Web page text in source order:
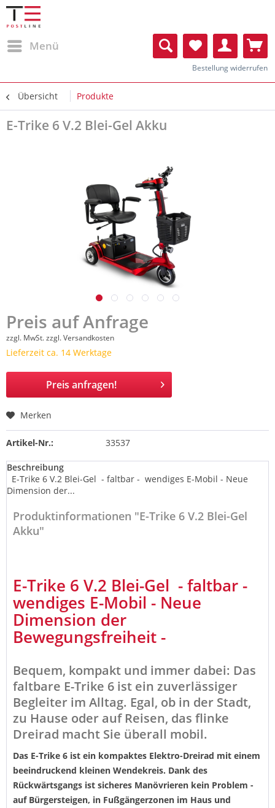
Menü
Bestellung widerrufen
Übersicht Produkte
E-Trike 6 V.2 Blei-Gel Akku
Preis auf Anfrage
zzgl. MwSt.zzgl. Versandkosten
Lieferzeit ca. 14 Werktage
Preis anfragen!
Merken
Artikel-Nr.: 33537
Beschreibung
E-Trike 6 V.2 Blei-Gel - faltbar - wendiges E-Mobil - Neue
Dimension der...
Produktinformationen "E-Trike 6 V.2 Blei-Gel
Akku"
E-Trike 6 V.2 Blei-Gel - faltbar -
wendiges E-Mobil - Neue
Dimension der
Bewegungsfreiheit -
Bequem, kompakt und immer dabei: Das
faltbare E-Trike 6 ist ein zuverlässiger
Begleiter im Alltag. Egal, ob in der Stadt,
zu Hause oder auf Reisen, das flinke
Dreirad macht Sie überall mobil.
Das E-Trike 6 ist ein kompaktes Elektro-Dreirad mit einem
beeindruckend kleinen Wendekreis. Dank des
Rückwärtsgangs ist sicheres Manövrieren kein Problem -
auf Bürgersteigen, in Fußgängerzonen im Haus und